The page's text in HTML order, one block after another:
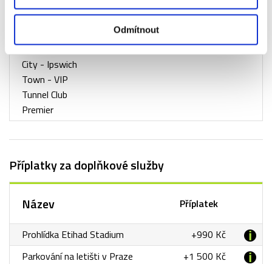
Odmítnout
Town - VIP
Manchester
City - Ipswich
Town - VIP
Tunnel Club
Premier
Ano +36 520 Kč
Příplatky za doplňkové služby
Název Příplatek
Prohlídka Etihad Stadium
+990 Kč
Parkování na letišti v Praze
+1 500 Kč